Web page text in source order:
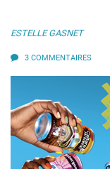
ESTELLE GASNET
3 COMMENTAIRES